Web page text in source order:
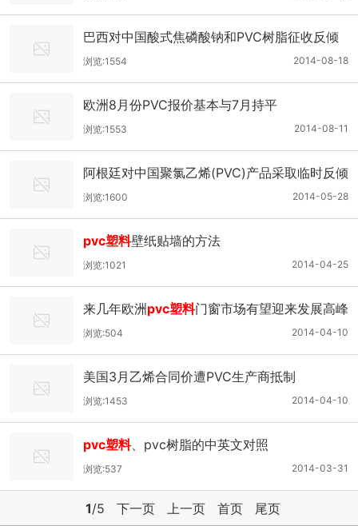
巴西对中国酸式焦磷酸钠和PVC树脂征收反倾
销税
2014-08-18
浏览:1554
欧洲8月份PVC报价基本与7月持平
2014-08-11
浏览:1553
阿根廷对中国聚氯乙烯(PVC)产品采取临时反倾
销措施始末
2014-05-28
浏览:1600
pvc塑料壁纸贴墙的方法
2014-04-25
浏览:1021
来几年欧洲 pvc塑料门窗市场有望迎来发展高峰
期
2014-04-10
浏览:504
美国3月乙烯合同价遭PVC生产商抵制
2014-04-10
浏览:1453
pvc塑料、pvc树脂的中英文对照
2014-03-31
浏览:537
1/5 下一页 上一页 首页 尾页